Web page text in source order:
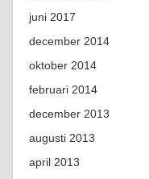
juni 2017
december 2014
oktober 2014
februari 2014
december 2013
augusti 2013
april 2013